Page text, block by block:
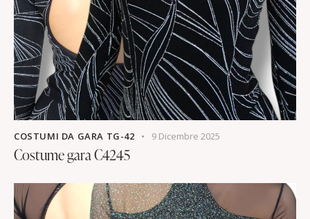
COSTUMI DA GARA TG-42 9 Dicembre 2025
Costume gara C4245